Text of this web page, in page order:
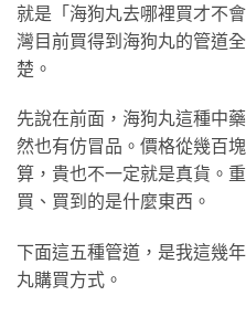
就是「海狗丸去哪裡買才不
灣目前買得到海狗丸的管道
楚。
先說在前面，海狗丸這種中
然也有仿冒品。價格從幾百
算，貴也不一定就是真貨。
買、買到的是什麼東西。
下面這五種管道，是我這幾
丸購買方式。